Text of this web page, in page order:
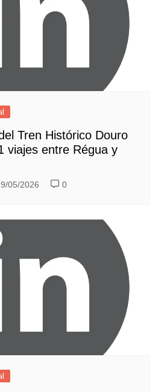
Tren Histórico Douro
viajes entre Régua y
05/2026 0